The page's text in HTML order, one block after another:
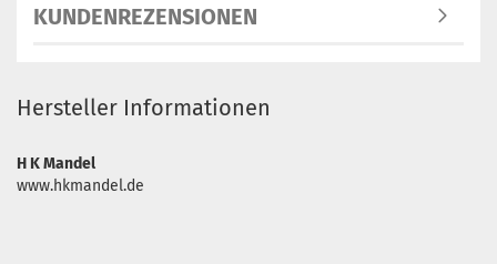
KUNDENREZENSIONEN
Hersteller Informationen
H K Mandel
www.hkmandel.de